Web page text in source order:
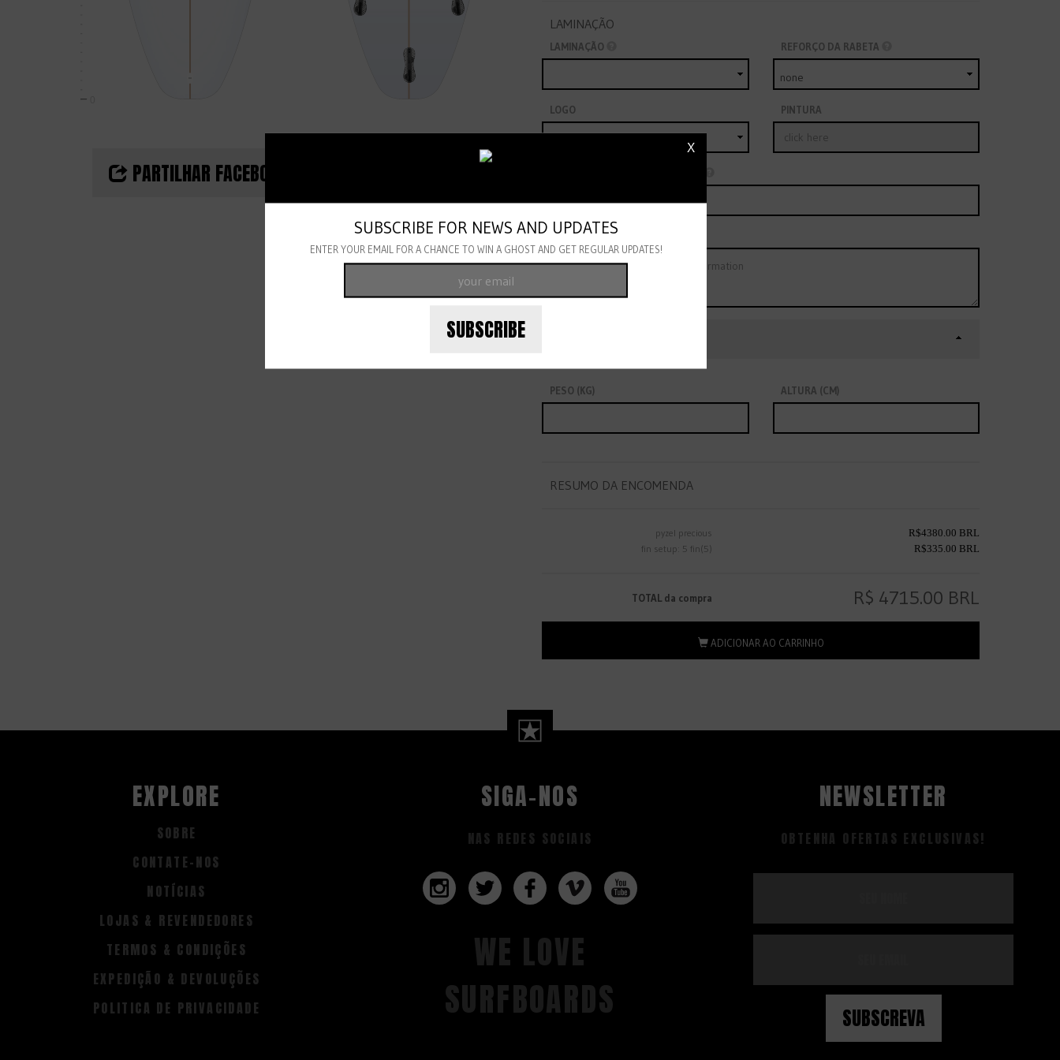
PARTILHAR FACEBOOK
LAMINAÇÃO
LAMINAÇÃO REFORÇO DA RABETA
LOGO PINTURA
INFORMAÇÃO ADICIONAL
PESO (KG) ALTURA (CM)
RESUMO DA ENCOMENDA
pyzel precious R$4380.00 BRL
fin setup: 5 fin(5)
R$335.00 BRL
TOTAL da compra R$ 4715.00 BRL
ADICIONAR AO CARRINHO
X
SUBSCRIBE FOR NEWS AND UPDATES
ENTER YOUR EMAIL FOR A CHANCE TO WIN A GHOST AND GET REGULAR UPDATES!
SUBSCRIBE
EXPLORE
SOBRE
CONTATE-NOS
NOTÍCIAS
LOJAS & REVENDEDORES
TERMOS & CONDIÇÕES
EXPEDIÇÃO & DEVOLUÇÕES
POLITICA DE PRIVACIDADE
SIGA-NOS
NAS REDES SOCIAIS
WE LOVE
SURFBOARDS
NEWSLETTER
OBTENHA OFERTAS EXCLUSIVAS!
SUBSCREVA